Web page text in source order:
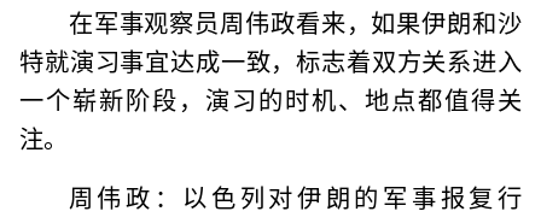
在军事观察员周伟政看来，如果伊朗和沙
特就演习事宜达成一致，标志着双方关系进入
一个崭新阶段，演习的时机、地点都值得关
注。
周伟政：以色列对伊朗的军事报复行